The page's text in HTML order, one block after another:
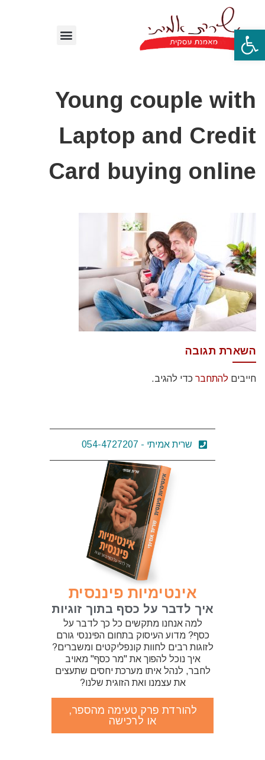
פתח סרגל נגישות
Young couple with
Laptop and Credit
Card buying online
השארת תגובה
חייבים להתחבר כדי להגיב.
שרית אמיתי - 054-4727207
אינטימיות פיננסית
איך לדבר על כסף בתוך זוגיות
למה אנחנו מתקשים כל כך לדבר על
כסף? מדוע העיסוק בתחום הפיננסי גורם
לזוגות רבים לחוות קונפליקטים ומשברים?
איך נוכל להפוך את "מר כסף" מאויב
לחבר, לנהל איתו מערכת יחסים שתעצים
את עצמנו ואת הזוגית שלנו?
להורדת פרק טעימה מהספר,
או לרכישה